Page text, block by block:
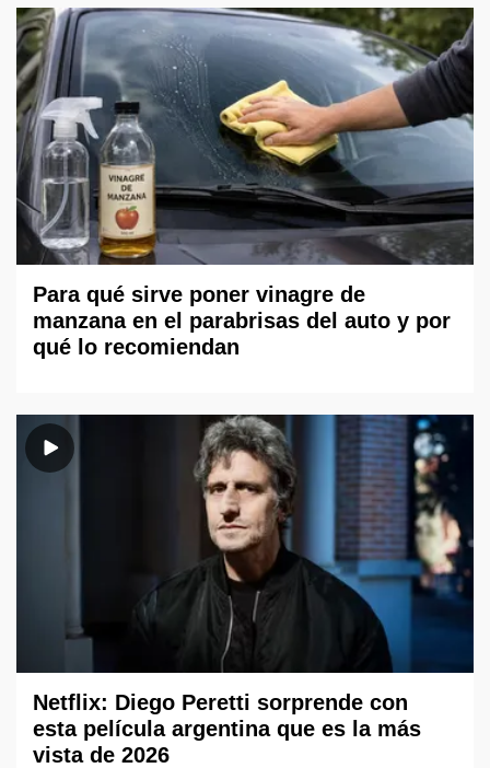
Para qué sirve poner vinagre de
manzana en el parabrisas del auto y por
qué lo recomiendan
Netflix: Diego Peretti sorprende con
esta película argentina que es la más
vista de 2026